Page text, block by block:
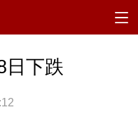
日下跌